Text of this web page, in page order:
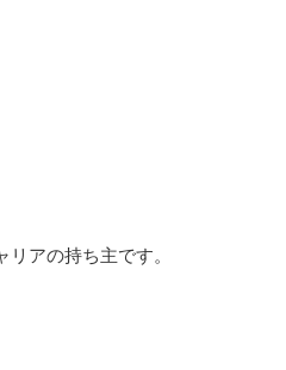
アの持ち主です。